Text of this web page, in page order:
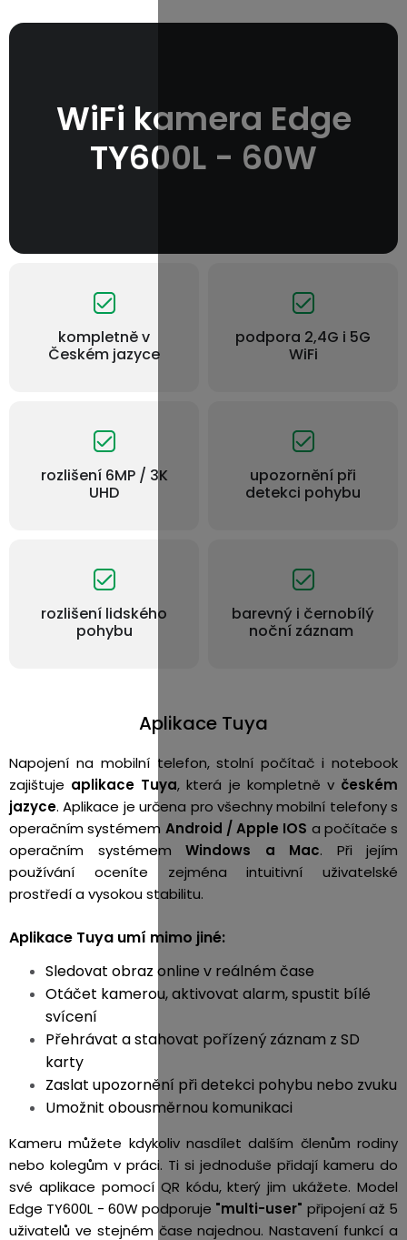
WiFi kamera Edge
TY600L - 60W
kompletně v
Českém jazyce
podpora 2,4G i 5G
WiFi
rozlišení 6MP / 3K
UHD
upozornění při
detekci pohybu
rozlišení lidského
pohybu
barevný i černobílý
noční záznam
Aplikace Tuya
Napojení na mobilní telefon, stolní počítač i notebook
zajištuje aplikace Tuya, která je kompletně v českém
jazyce. Aplikace je určena pro všechny mobilní telefony s
operačním systémem Android / Apple IOS a počítače s
operačním systémem Windows a Mac. Při jejím
používání oceníte zejména intuitivní uživatelské
prostředí a vysokou stabilitu.
Aplikace Tuya umí mimo jiné:
Sledovat obraz online v reálném čase
Otáčet kamerou, aktivovat alarm, spustit bílé
svícení
Přehrávat a stahovat pořízený záznam z SD
karty
Zaslat upozornění při detekci pohybu nebo zvuku
Umožnit obousměrnou komunikaci
Kameru můžete kdykoliv nasdílet dalším členům rodiny
nebo kolegům v práci. Ti si jednoduše přidají kameru do
své aplikace pomocí QR kódu, který jim ukážete. Model
Edge TY600L - 60W podporuje "multi-user" připojení až 5
uživatelů ve stejném čase najednou. Nastavení funkcí a